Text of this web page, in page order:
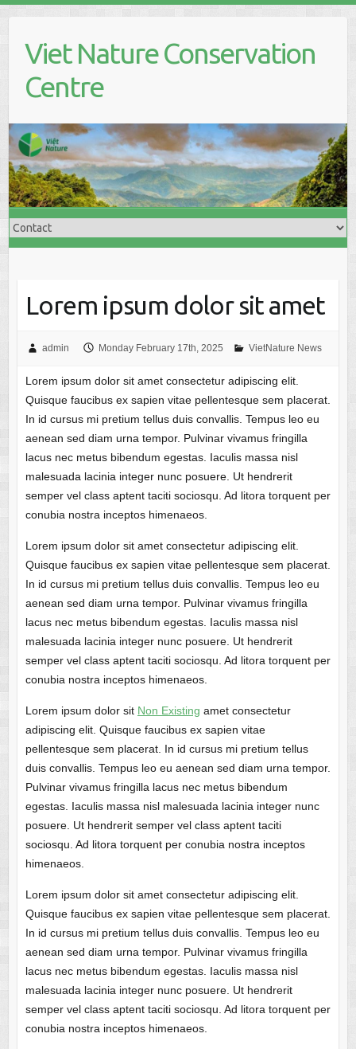
Viet Nature Conservation
Centre
Lorem ipsum dolor sit amet
admin Monday February 17th, 2025 VietNature News
Lorem ipsum dolor sit amet consectetur adipiscing elit.
Quisque faucibus ex sapien vitae pellentesque sem placerat.
In id cursus mi pretium tellus duis convallis. Tempus leo eu
aenean sed diam urna tempor. Pulvinar vivamus fringilla
lacus nec metus bibendum egestas. Iaculis massa nisl
malesuada lacinia integer nunc posuere. Ut hendrerit
semper vel class aptent taciti sociosqu. Ad litora torquent per
conubia nostra inceptos himenaeos.
Lorem ipsum dolor sit amet consectetur adipiscing elit.
Quisque faucibus ex sapien vitae pellentesque sem placerat.
In id cursus mi pretium tellus duis convallis. Tempus leo eu
aenean sed diam urna tempor. Pulvinar vivamus fringilla
lacus nec metus bibendum egestas. Iaculis massa nisl
malesuada lacinia integer nunc posuere. Ut hendrerit
semper vel class aptent taciti sociosqu. Ad litora torquent per
conubia nostra inceptos himenaeos.
Lorem ipsum dolor sit Non Existing amet consectetur
adipiscing elit. Quisque faucibus ex sapien vitae
pellentesque sem placerat. In id cursus mi pretium tellus
duis convallis. Tempus leo eu aenean sed diam urna tempor.
Pulvinar vivamus fringilla lacus nec metus bibendum
egestas. Iaculis massa nisl malesuada lacinia integer nunc
posuere. Ut hendrerit semper vel class aptent taciti
sociosqu. Ad litora torquent per conubia nostra inceptos
himenaeos.
Lorem ipsum dolor sit amet consectetur adipiscing elit.
Quisque faucibus ex sapien vitae pellentesque sem placerat.
In id cursus mi pretium tellus duis convallis. Tempus leo eu
aenean sed diam urna tempor. Pulvinar vivamus fringilla
lacus nec metus bibendum egestas. Iaculis massa nisl
malesuada lacinia integer nunc posuere. Ut hendrerit
semper vel class aptent taciti sociosqu. Ad litora torquent per
conubia nostra inceptos himenaeos.